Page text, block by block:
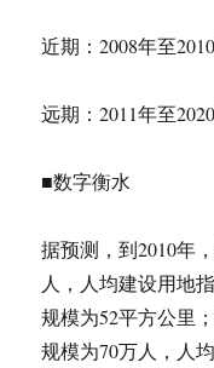
近期：2008年至
远期：2011年至2020
■数字衡水
据预测，到2010年
人，人均建设用地
规模为52平方公里
规模为70万人，人